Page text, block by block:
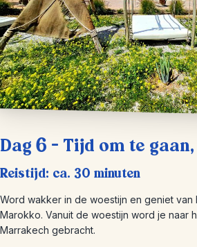
Dag 6 – Tijd om te
Reistijd: ca. 30 minuten
Word wakker in de woestijn en geniet van
Marokko. Vanuit de woestijn word je naar
Marrakech gebracht.